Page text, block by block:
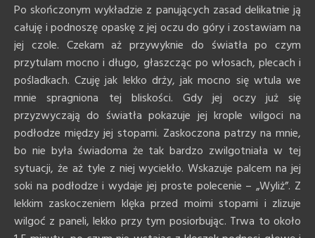
Po skończonym wykładzie z panujących zasad delikatnie ją
całuję i podnoszę opaskę z jej oczu do góry i zostawiam na
jej czole. Czekam aż przywyknie do światła po czym
przytulam mocno i długo, głaszcząc po włosach, plecach i
pośladkach. Czuję jak lekko drży, jak mocno się wtula we
mnie spragniona tej bliskości. Gdy jej oczy już się
przyzwyczają do światła pokazuje jej krople wilgoci na
podłodze między jej stopami. Zaskoczona patrzy na mnie,
bo nie była świadoma że tak bardzo zwilgotniała w tej
sytuacji, że aż tyle z niej wyciekło. Wskazuje palcem na jej
soki na podłodze i wydaje jej proste polecenie – „Wyliż”. Z
lekkim zaskoczeniem klęka przed moimi stopami i zlizuje
wilgoć z paneli, lekko przy tym posiorbując. Trwa to około